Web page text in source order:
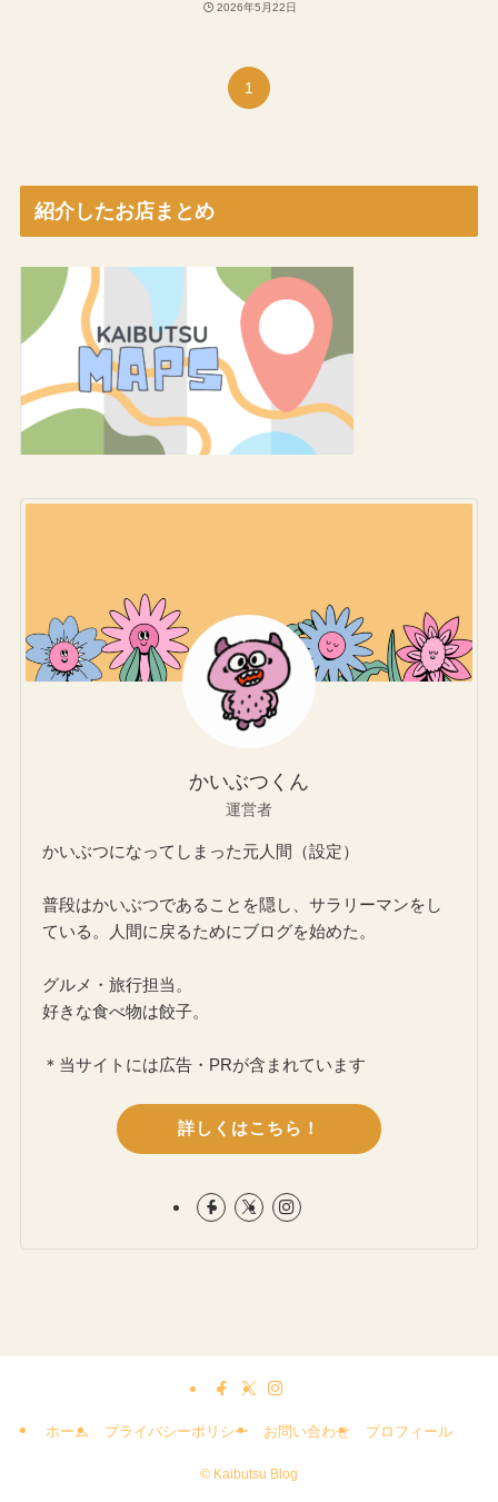
2026年5月22日
1
紹介したお店まとめ
かいぶつくん
運営者
かいぶつになってしまった元人間（設定）
普段はかいぶつであることを隠し、サラリーマンをし
ている。人間に戻るためにブログを始めた。
グルメ・旅行担当。
好きな食べ物は餃子。
＊当サイトには広告・PRが含まれています
詳しくはこちら！
ホーム プライバシーポリシー お問い合わせ プロフィール
© Kaibutsu Blog